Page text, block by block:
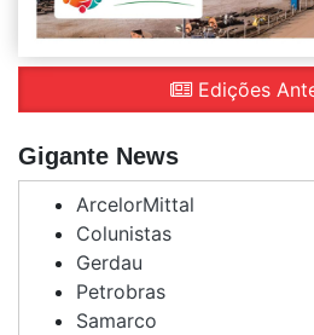
Edições
Gigante News
ArcelorMittal
Colunistas
Gerdau
Petrobras
Samarco